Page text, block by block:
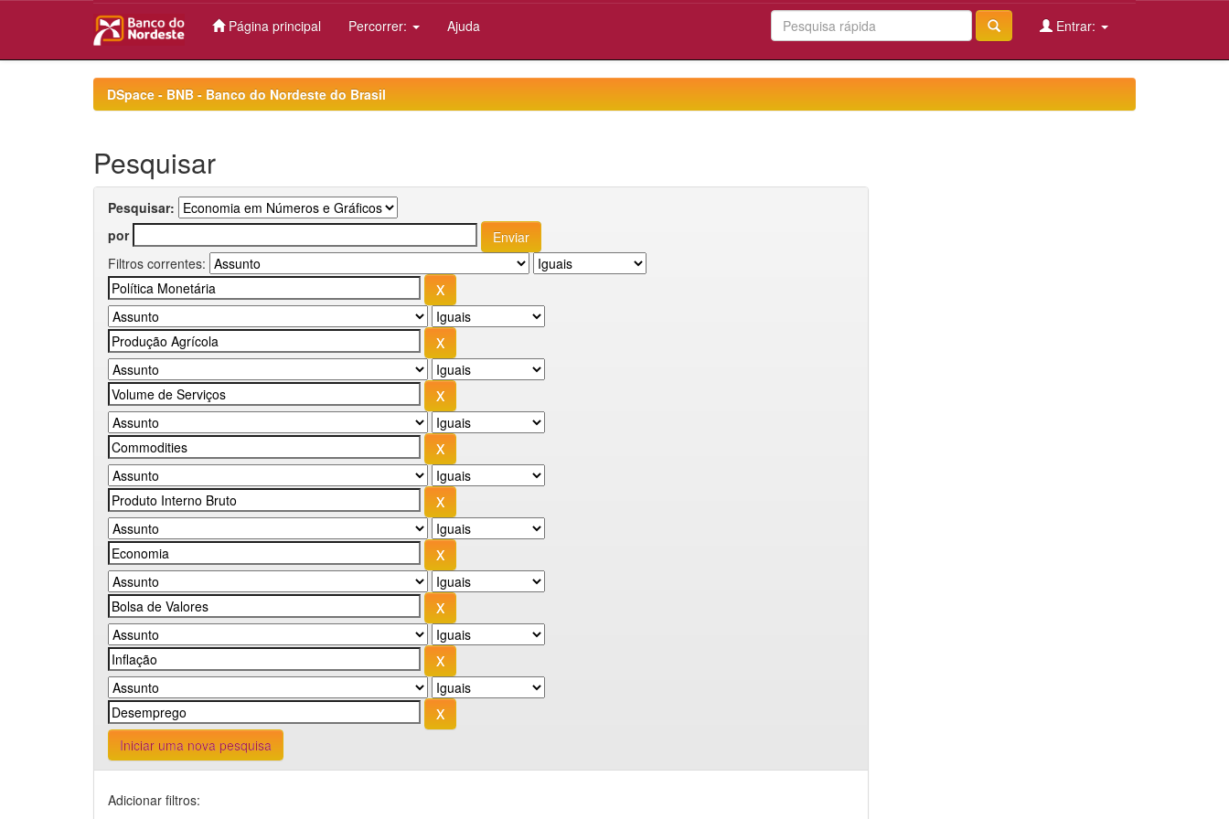
Página principal Percorrer: Ajuda Entrar:
DSpace - BNB - Banco do Nordeste do Brasil
Pesquisar
Pesquisar:
por
Filtros correntes:
Iniciar uma nova pesquisa
Adicionar filtros: